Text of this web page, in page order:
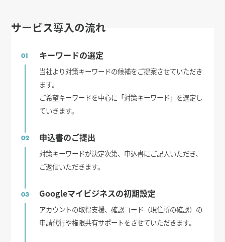
サービス導入の流れ
01 キーワードの選定
当社より対策キーワードの候補をご提案させていただき
ます。
ご希望キーワードを中心に「対策キーワード」を選定し
ていきます。
02 申込書のご提出
対策キーワードが決定次第、申込書にご記入いただき、
ご返信いただきます。
03 Googleマイビジネスの初期設定
アカウントの取得支援、確認コード（現住所の確認）の
申請代行や権限共有サポートをさせていただきます。